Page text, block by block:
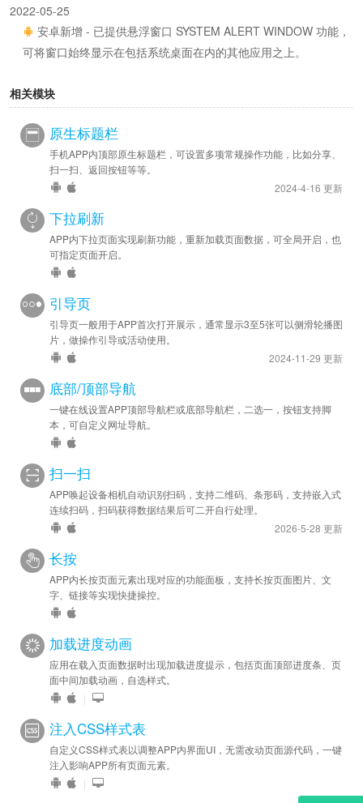
2022-05-25
安卓新增 - 已提供悬浮窗口 SYSTEM ALERT WINDOW 功能，
可将窗口始终显示在包括系统桌面在内的其他应用之上。
相关模块
原生标题栏
手机APP内顶部原生标题栏，可设置多项常规操作功能，比如分享、
扫一扫、返回按钮等等。
2024-4-16 更新
下拉刷新
APP内下拉页面实现刷新功能，重新加载页面数据，可全局开启，也
可指定页面开启。
引导页
引导页一般用于APP首次打开展示，通常显示3至5张可以侧滑轮播图
片，做操作引导或活动使用。
2024-11-29 更新
底部/顶部导航
一键在线设置APP顶部导航栏或底部导航栏，二选一，按钮支持脚
本，可自定义网址导航。
扫一扫
APP唤起设备相机自动识别扫码，支持二维码、条形码，支持嵌入式
连续扫码，扫码获得数据结果后可二开自行处理。
2026-5-28 更新
长按
APP内长按页面元素出现对应的功能面板，支持长按页面图片、文
字、链接等实现快捷操控。
加载进度动画
应用在载入页面数据时出现加载进度提示，包括页面顶部进度条、页
面中间加载动画，自选样式。
|
注入CSS样式表
自定义CSS样式表以调整APP内界面UI，无需改动页面源代码，一键
注入影响APP所有页面元素。
|